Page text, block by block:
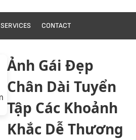
SERVICES CONTACT
Ảnh Gái Đẹp
Chân Dài Tuyển
Tập Các Khoảnh
Khắc Dễ Thương